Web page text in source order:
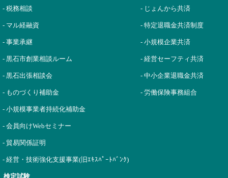
- 税務相談
- マル経融資
- 事業承継
- 黒石市創業相談ルーム
- 黒石出張相談会
- ものづくり補助金
- 小規模事業者持続化補助金
- 会員向けWebセミナー
- 貿易関係証明
- 経営・技術強化支援事業(旧ｴｷｽﾊﾟｰﾄﾊﾞﾝｸ)
- じょんから共済
- 特定退職金共済制度
- 小規模企業共済
- 経営セーフティ共済
- 中小企業退職金共済
- 労働保険事務組合
検定試験